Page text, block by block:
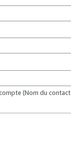
(Nom du